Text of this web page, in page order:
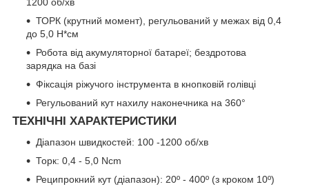
1200 об/хв
ТОРК (крутний момент), регульований у межах від 0,4
до 5,0 Н*см
Робота від акумуляторної батареї; бездротова
зарядка на базі
Фіксація ріжучого інструмента в кнопковій голівці
Регульований кут нахилу наконечника на 360°
ТЕХНІЧНІ ХАРАКТЕРИСТИКИ
Діапазон швидкостей: 100 -1200 об/хв
Торк: 0,4 - 5,0 Ncm
Реципрокний кут (діапазон): 20º - 400º (з кроком 10º)